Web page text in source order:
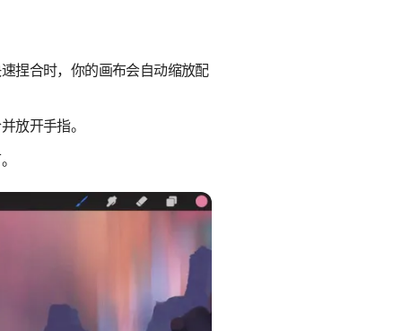
捏合时，你的画布会自动缩放配
放开手指。